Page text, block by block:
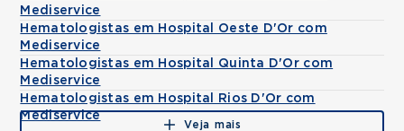
Mediservice
Hematologistas em Hospital Oeste D'Or com
Mediservice
Hematologistas em Hospital Quinta D'Or com
Mediservice
Hematologistas em Hospital Rios D'Or com
Mediservice
Veja mais